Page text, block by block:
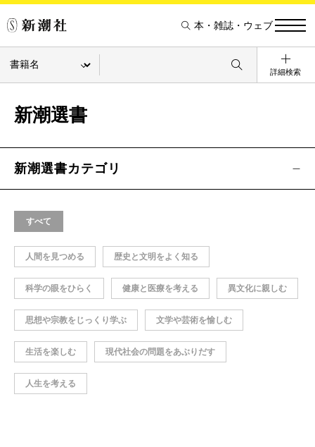
本・雑誌・ウェブ
詳細検索
新潮選書
新潮選書カテゴリ
すべて
人間を見つめる 歴史と文明をよく知る
科学の眼をひらく 健康と医療を考える 異文化に親しむ
思想や宗教をじっくり学ぶ 文学や芸術を愉しむ
生活を楽しむ 現代社会の問題をあぶりだす
人生を考える